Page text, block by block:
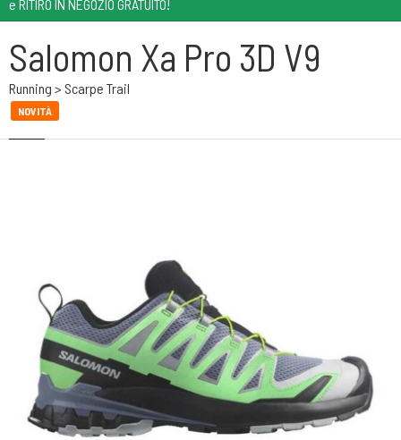
e RITIRO IN NEGOZIO GRATUITO!
Salomon Xa Pro 3D V9
Running > Scarpe Trail
NOVITÀ